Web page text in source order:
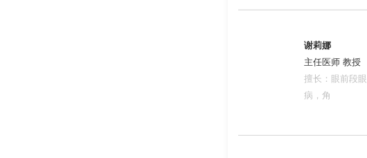
谢莉娜
主任医师 教授
擅长：眼前段眼
病，角